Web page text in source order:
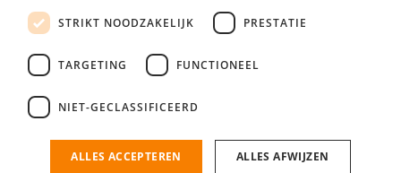
Contact
Social
Zoeken
STRIKT NOODZAKELIJK PRESTATIE
TARGETING FUNCTIONEEL
NIET-GECLASSIFICEERD
ALLES ACCEPTEREN ALLES AFWIJZEN